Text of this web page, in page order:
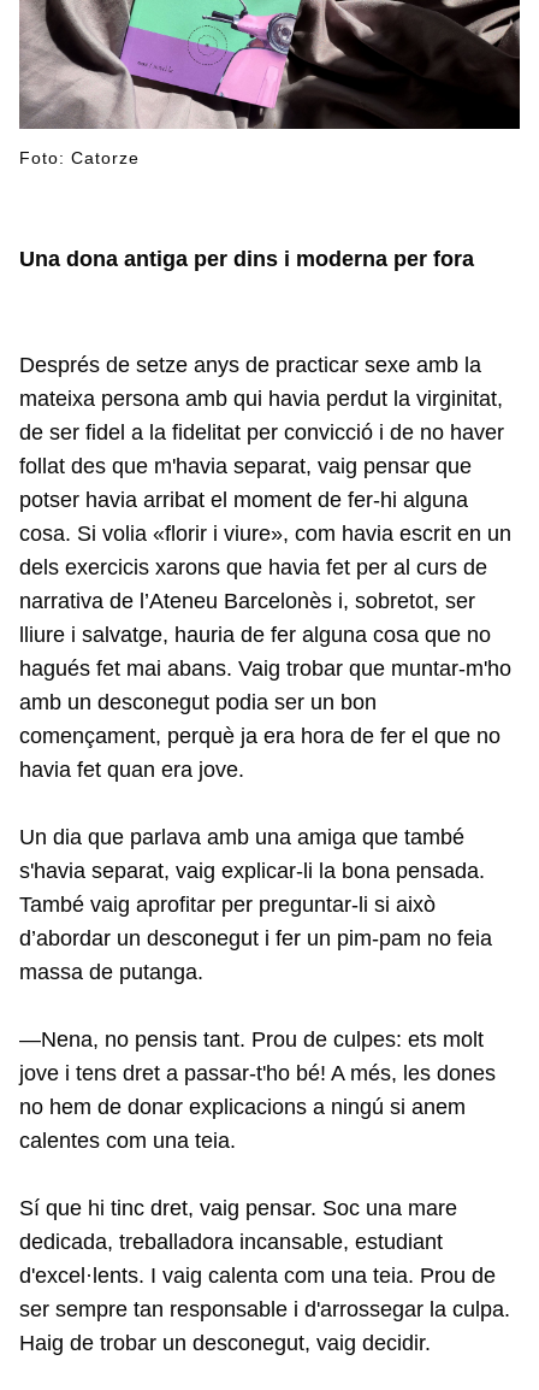
Foto: Catorze
Una dona antiga per dins i moderna per fora
Després de setze anys de practicar sexe amb la
mateixa persona amb qui havia perdut la virginitat,
de ser fidel a la fidelitat per convicció i de no haver
follat des que m'havia separat, vaig pensar que
potser havia arribat el moment de fer-hi alguna
cosa. Si volia «florir i viure», com havia escrit en un
dels exercicis xarons que havia fet per al curs de
narrativa de l’Ateneu Barcelonès i, sobretot, ser
lliure i salvatge, hauria de fer alguna cosa que no
hagués fet mai abans. Vaig trobar que muntar-m'ho
amb un desconegut podia ser un bon
començament, perquè ja era hora de fer el que no
havia fet quan era jove.
Un dia que parlava amb una amiga que també
s'havia separat, vaig explicar-li la bona pensada.
També vaig aprofitar per preguntar-li si això
d’abordar un desconegut i fer un pim-pam no feia
massa de putanga.
—Nena, no pensis tant. Prou de culpes: ets molt
jove i tens dret a passar-t'ho bé! A més, les dones
no hem de donar explicacions a ningú si anem
calentes com una teia.
Sí que hi tinc dret, vaig pensar. Soc una mare
dedicada, treballadora incansable, estudiant
d'excel·lents. I vaig calenta com una teia. Prou de
ser sempre tan responsable i d'arrossegar la culpa.
Haig de trobar un desconegut, vaig decidir.